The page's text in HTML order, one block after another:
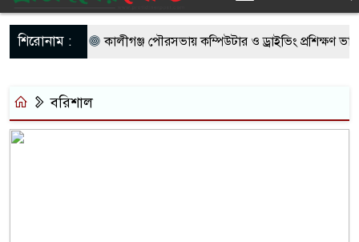
শিরোনাম : কালীগঞ্জ পৌরসভায় কম্পিউটার ও ড্রাইভিং প্রশিক্ষণ
বরিশাল